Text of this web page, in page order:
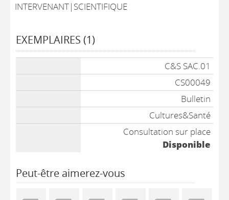
INTERVENANT|SCIENTIFIQUE
EXEMPLAIRES (1)
C&S SAC.01
CS00049
Bulletin
Cultures&Santé
Consultation sur place
Disponible
Peut-être aimerez-vous